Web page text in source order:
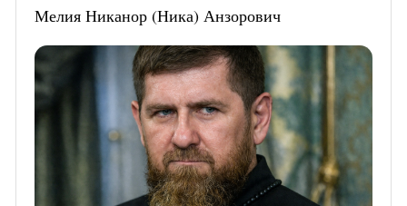
Мелия Никанор (Ника) Анзорович